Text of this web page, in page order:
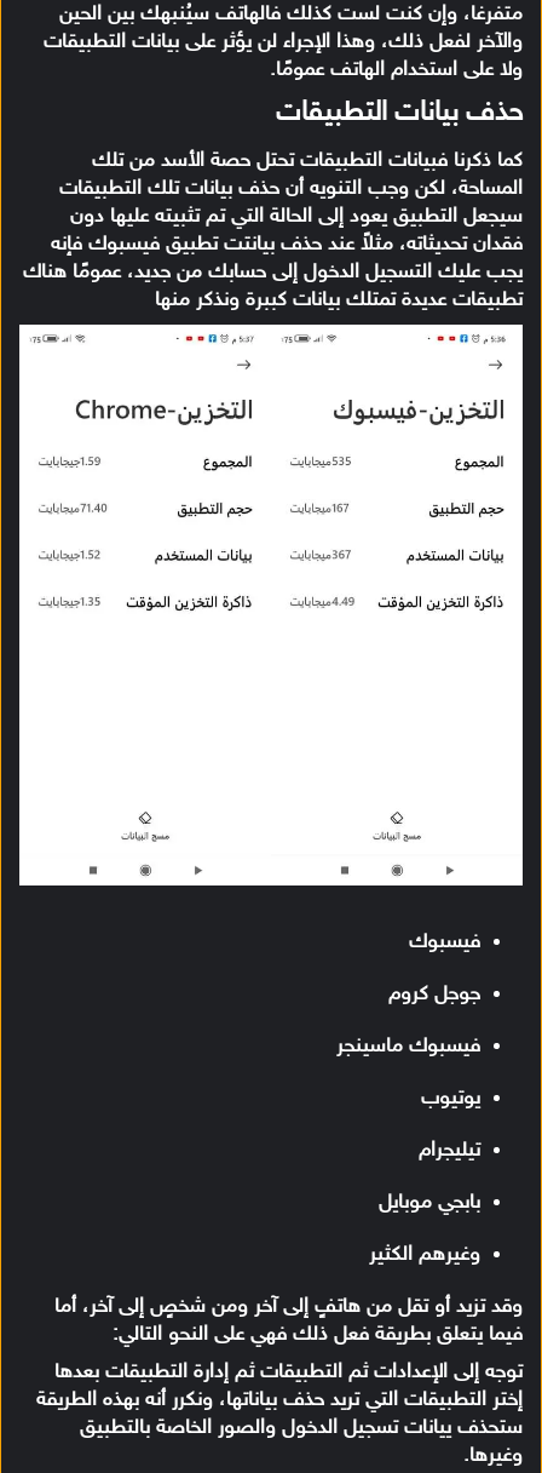
متفرغا، وإن كنت لست كذلك فالهاتف سيُنبهك بين الحين
والآخر لفعل ذلك، وهذا الإجراء لن يؤثر على بيانات التطبيقات
ولا على استخدام الهاتف عمومًا.
حذف بيانات التطبيقات
كما ذكرنا فبيانات التطبيقات تحتل حصة الأسد من تلك
المساحة، لكن وجب التنويه أن حذف بيانات تلك التطبيقات
سيجعل التطبيق يعود إلى الحالة التي تم تثبيته عليها دون
فقدان تحديثاته، مثلاً عند حذف بيانتت تطبيق فيسبوك فإنه
يجب عليك التسجيل الدخول إلى حسابك من جديد، عمومًا هناك
تطبيقات عديدة تمتلك بيانات كببرة ونذكر منها
فيسبوك
جوجل كروم
فيسبوك ماسينجر
يوتيوب
تيليجرام
بابجي موبايل
وغيرهم الكثير
وقد تزيد أو تقل من هاتفٍ إلى آخر ومن شخصٍ إلى آخر، أما
فيما يتعلق بطريقة فعل ذلك فهي على النحو التالي:
توجه إلى الإعدادات ثم التطبيقات ثم إدارة التطبيقات بعدها
إختر التطبيقات التي تريد حذف بياناتها، ونكرر أنه بهذه الطريقة
ستحذف ييانات تسجيل الدخول والصور الخاصة بالتطبيق
وغيرها.